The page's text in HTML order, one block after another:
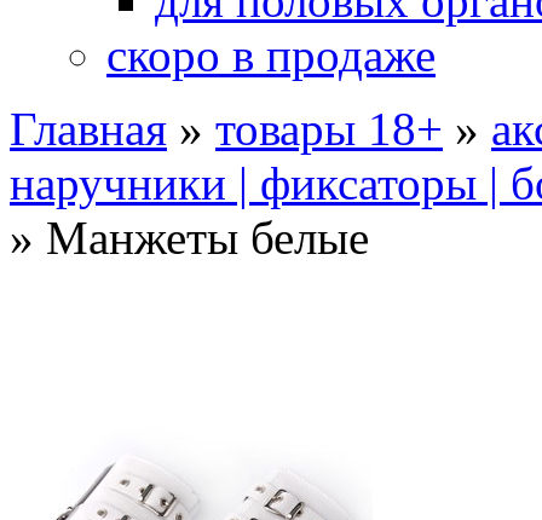
скоро в продаже
Главная » товары 18+ »
наручники | фиксаторы |
» Манжеты белые